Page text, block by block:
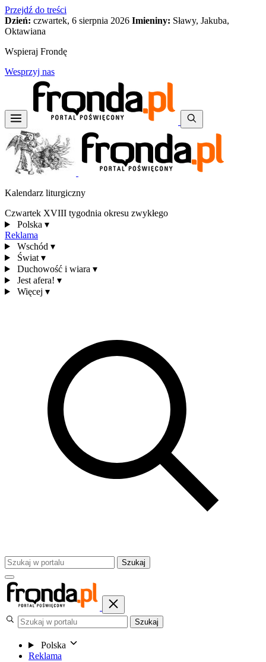
Przejdź do treści
Dzień: czwartek, 6 sierpnia 2026 Imieniny: Sławy, Jakuba,
Oktawiana
Wspieraj Frondę
Wesprzyj nas
Kalendarz liturgiczny
Czwartek XVIII tygodnia okresu zwykłego
Polska ▾
Reklama
Wschód ▾
Świat ▾
Duchowość i wiara ▾
Jest afera! ▾
Więcej ▾
Szukaj
Szukaj
Polska
Reklama